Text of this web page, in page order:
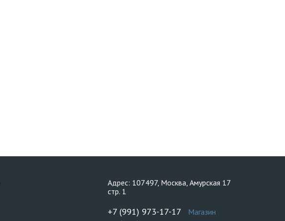
Адрес: 107497, Москва, Амурская 17
стр. 1
+7 (991) 973-17-17 Магазин